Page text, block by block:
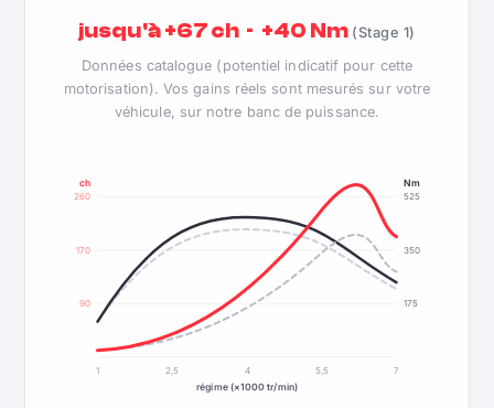
jusqu'à +67 ch · +40 Nm (Stage 1)
Données catalogue (potentiel indicatif pour cette
motorisation). Vos gains réels sont mesurés sur votre
véhicule, sur notre banc de puissance.
90
170
260
175
350
525
ch Nm
1 2,5 4 5,5
7
régime (×1000 tr/min)